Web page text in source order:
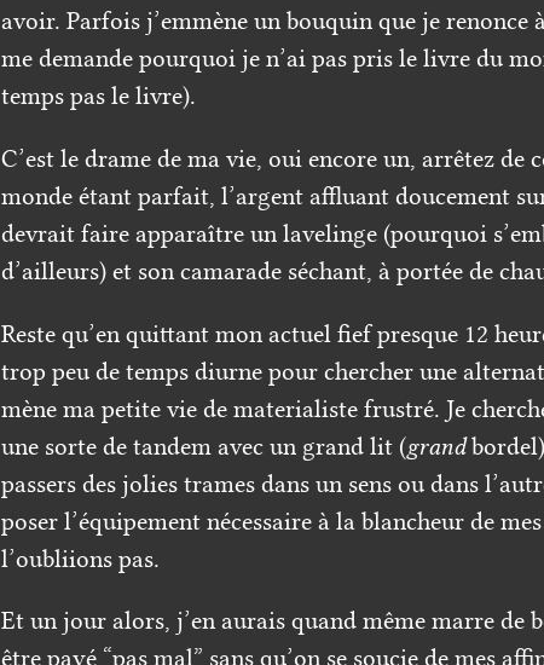
avoir. Parfois j’emmène un bouquin que je renonce
me demande pourquoi je n’ai pas pris le livre du
temps pas le livre).
C’est le drame de ma vie, oui encore un, arrêtez de
monde étant parfait, l’argent affluant doucement
devrait faire apparaître un lavelinge (pourquoi
d’ailleurs) et son camarade séchant, à portée de
Reste qu’en quittant mon actuel fief presque 12
trop peu de temps diurne pour chercher une
mène ma petite vie de materialiste frustré. Je
une sorte de tandem avec un grand lit (grand
passers des jolies trames dans un sens ou dans
poser l’équipement nécessaire à la blancheur de
l’oubliions pas.
Et un jour alors, j’en aurais quand même marre de
être payé “pas mal” sans qu’on se soucie de mes